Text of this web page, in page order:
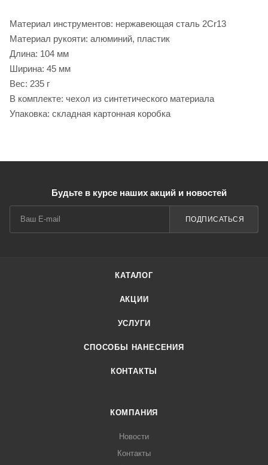
Материал инструментов: нержавеющая сталь 2Cr13
Материал рукояти: алюминий, пластик
Длина: 104 мм
Ширина: 45 мм
Вес: 235 г
В комплекте: чехол из синтетического материала
Упаковка: складная картонная коробка
Будьте в курсе наших акций и новостей
ПОДПИСАТЬСЯ
КАТАЛОГ
АКЦИИ
УСЛУГИ
СПОСОБЫ НАНЕСЕНИЯ
КОНТАКТЫ
КОМПАНИЯ
Новости
Контакты